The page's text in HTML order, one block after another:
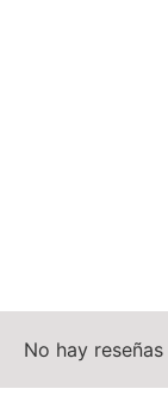
No hay